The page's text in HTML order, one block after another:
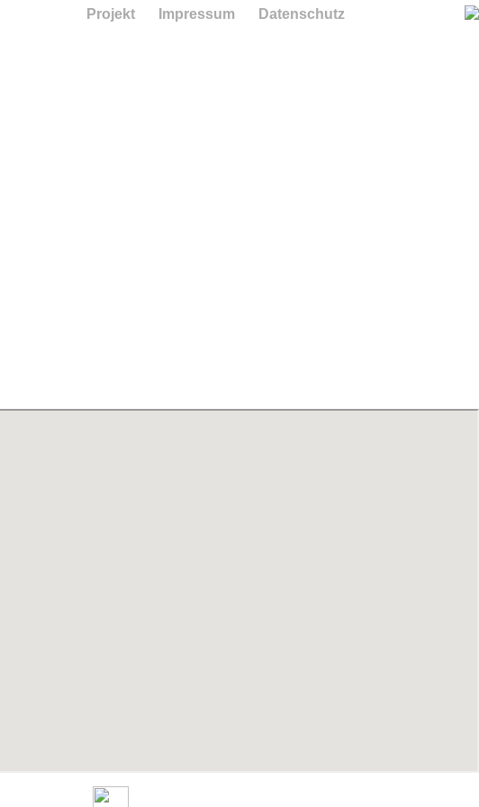
Projekt Impressum Datenschutz